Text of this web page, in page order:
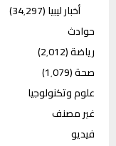
أخبار ليبيا(34٬297)
حوادث
رياضة(2٬012)
صحة(1٬079)
علوم وتكنولوجيا
غير مصنف
فيديو